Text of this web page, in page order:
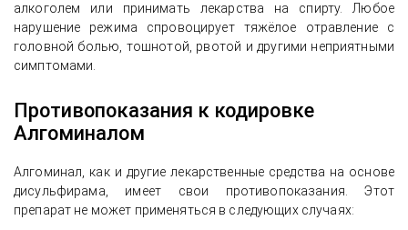
алкоголем или принимать лекарства на спирту. Любое
нарушение режима спровоцирует тяжёлое отравление с
головной болью, тошнотой, рвотой и другими неприятными
симптомами.
Противопоказания к кодировке
Алгоминалом
Алгоминал, как и другие лекарственные средства на основе
дисульфирама, имеет свои противопоказания. Этот
препарат не может применяться в следующих случаях: